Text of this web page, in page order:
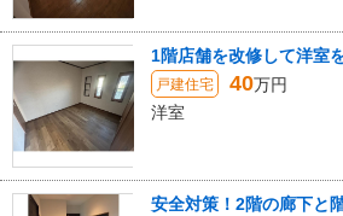
1階店舗を改修して洋室
戸建住宅 40万円
洋室
安全対策！2階の廊下と